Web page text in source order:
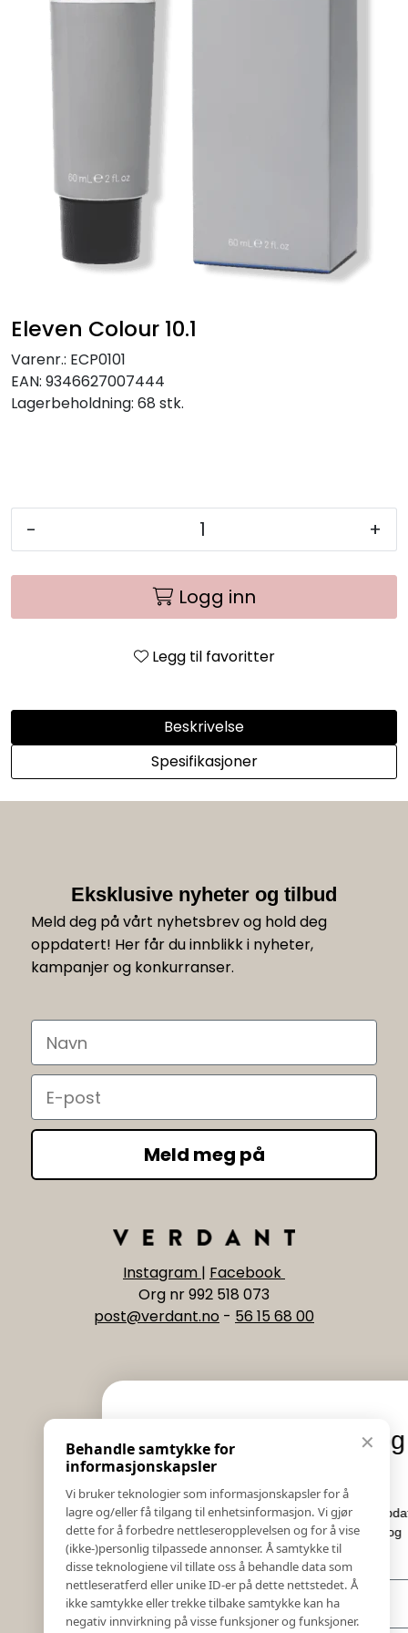
Eleven Colour 10.1
Varenr.: ECP0101
EAN: 9346627007444
Lagerbeholdning: 68 stk.
- +
Logg inn
Legg til favoritter
Beskrivelse
Spesifikasjoner
Eksklusive nyheter og tilbud
Meld deg på vårt nyhetsbrev og hold deg
oppdatert! Her får du innblikk i nyheter,
kampanjer og konkurranser.
Navn
Email
Meld meg på
Instagram | Facebook
Org nr 992 518 073
post@verdant.no - 56 15 68 00
Informasjon
Salgs & Leveringsbetingelser
Registrer reklamasjon eller retur
Kontakt Oss
Bildebank
Følg Oss
Prislister
Etiske Retningslinjer
Åpenhetsloven
✕
Behandle samtykke for
informasjonskapsler
Vi bruker teknologier som informasjonskapsler for å
lagre og/eller få tilgang til enhetsinformasjon. Vi gjør
dette for å forbedre nettleseropplevelsen og for å vise
(ikke-)personlig tilpassede annonser. Å samtykke til
disse teknologiene vil tillate oss å behandle data som
nettleseratferd eller unike ID-er på dette nettstedet. Å
ikke samtykke eller trekke tilbake samtykke kan ha
negativ innvirkning på visse funksjoner og funksjoner.
Eksklusive nyheter og
tilbud
Meld deg på vårt nyhetsbrev og hold deg oppdatert!
Her får du innblikk i nyheter, kampanjer og
konkurranser.
E-post